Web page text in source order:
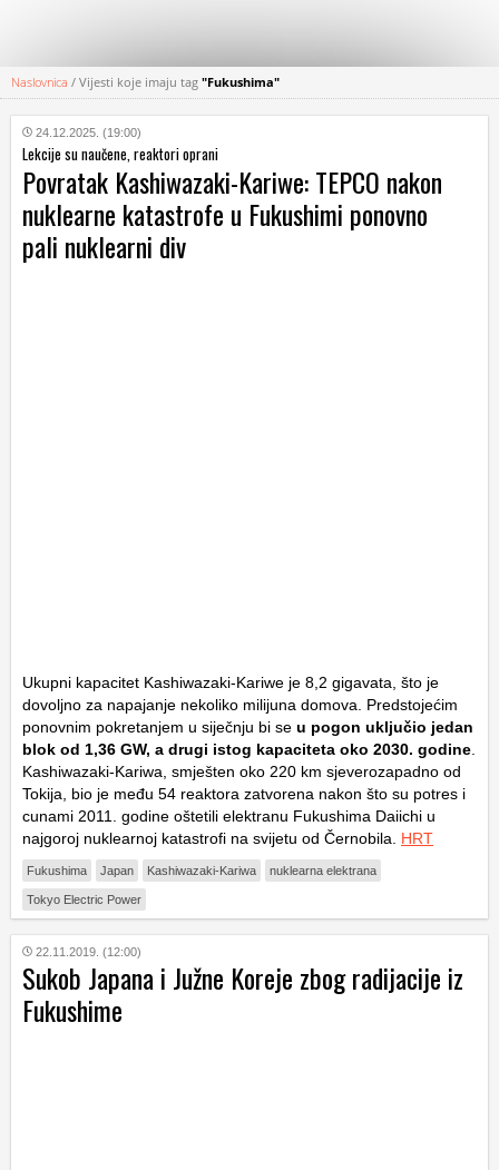
KATEGORIJE
HRVATSKI
WEB
Naslovnica / Vijesti koje imaju tag "Fukushima"
24.12.2025. (19:00)
Lekcije su naučene, reaktori oprani
Povratak Kashiwazaki-Kariwe: TEPCO nakon
nuklearne katastrofe u Fukushimi ponovno
pali nuklearni div
Ukupni kapacitet Kashiwazaki-Kariwe je 8,2 gigavata, što je
dovoljno za napajanje nekoliko milijuna domova. Predstojećim
ponovnim pokretanjem u siječnju bi se u pogon uključio jedan
blok od 1,36 GW, a drugi istog kapaciteta oko 2030. godine
Kashiwazaki-Kariwa, smješten oko 220 km sjeverozapadno od
Tokija, bio je među 54 reaktora zatvorena nakon što su potres i
cunami 2011. godine oštetili elektranu Fukushima Daiichi u
najgoroj nuklearnoj katastrofi na svijetu od Černobila. HRT
Fukushima Japan Kashiwazaki-Kariwa nuklearna elektrana
Tokyo Electric Power
22.11.2019. (12:00)
Sukob Japana i Južne Koreje zbog radijacije iz
Fukushime